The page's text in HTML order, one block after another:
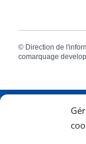
© Direction de
comarquage
2